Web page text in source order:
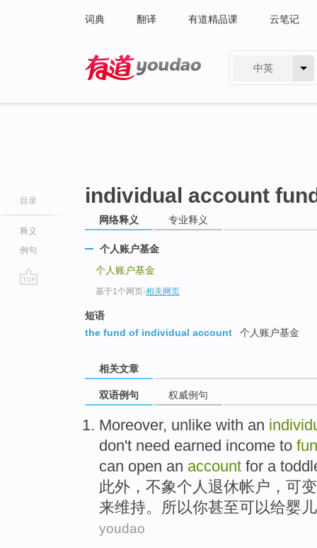
词典 翻译 有道精品课 云笔记
中英
目录
释义
例句
individual account
网络释义 专业释义
个人账户基金
个人账户基金
基于1个网页-相关网页
短语
the fund of individual account
个人账户基金
相关文章
双语例句 权威例句
Moreover, unlike with an
don't need earned income to
can open an account for a
此外 ， 不象个人退休帐户 ， 可变
来维持。 所以你甚至可以给婴儿
youdao